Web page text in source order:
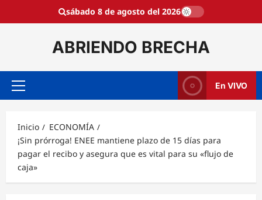
sábado 8 de agosto del 2026
ABRIENDO BRECHA
Menú
En VIVO
Inicio
ECONOMÍA
¡Sin prórroga! ENEE mantiene plazo de 15 días para
pagar el recibo y asegura que es vital para su «flujo de
caja»